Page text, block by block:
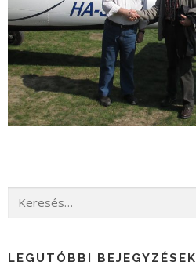
LEGUTÓBBI BEJEGYZÉSEK